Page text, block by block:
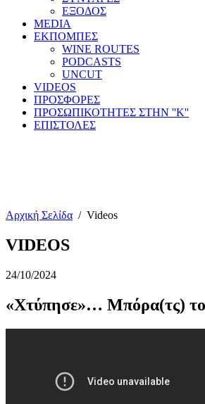
ΕΞΟΔΟΣ
MEDIA
ΕΚΠΟΜΠΕΣ
WINE ROUTES
PODCASTS
UNCUT
VIDEOS
ΠΡΟΣΦΟΡΕΣ
ΠΡΟΣΩΠΙΚΟΤΗΤΕΣ ΣΤΗΝ ''Κ''
ΕΠΙΣΤΟΛΕΣ
Αρχική Σελίδα / Videos
VIDEOS
24/10/2024
«Χτύπησε»… Μπόρα(τς)